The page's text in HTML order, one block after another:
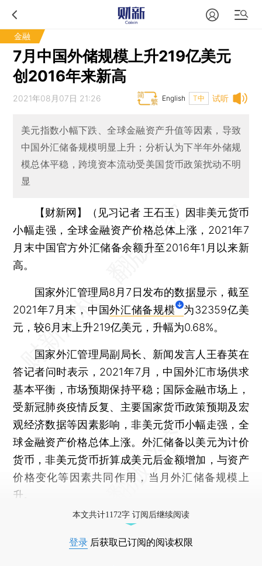
金融
7月中国外储规模上升219亿美元
创2016年来新高
试听
2021年08月07日 21:26 T中
English
美元指数小幅下跌、全球金融资产升值等因素，导致
中国外汇储备规模明显上升；分析认为下半年外储规
模总体平稳，跨境资本流动受美国货币政策扰动不明
显
【财新网】（见习记者 王石玉）
因非美元货币
小幅走强，全球金融资产价格总体上涨，2021年7
月末中国官方外汇储备余额升至2016年1月以来新
高。
国家外汇管理局8月7日发布的数据显示，截至
2021年7月末，中国外汇储备规模
为32359亿美
元，较6月末上升219亿美元，升幅为0.68%。
国家外汇管理局副局长、新闻发言人王春英在
答记者问时表示，2021年7月，中国外汇市场供求
基本平衡，市场预期保持平稳；国际金融市场上，
受新冠肺炎疫情反复、主要国家货币政策预期及宏
观经济数据等因素影响，非美元货币小幅走强，全
球金融资产价格总体上涨。外汇储备以美元为计价
货币，非美元货币折算成美元后金额增加，与资产
价格变化等因素共同作用，当月外汇储备规模上
升。
本文共计1172字 订阅后继续阅读
登录 后获取已订阅的阅读权限